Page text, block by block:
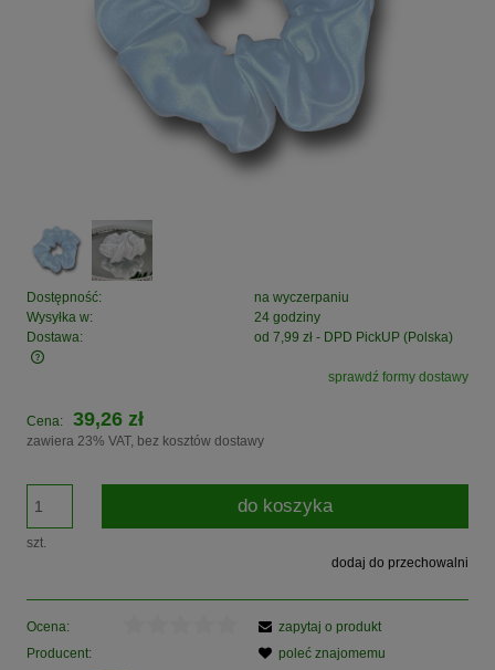
Dostępność:
na wyczerpaniu
Wysyłka w:
24 godziny
Dostawa:
od 7,99 zł - DPD PickUP (Polska)
Cena nie zawiera ewentualnych kosztów płatnościsprawdź formy dostawy
Cena: 39,26 zł
zawiera 23% VAT, bez kosztów dostawy
szt.
do koszyka
dodaj do przechowalni
Ocena:
Producent:
zapytaj o produkt
poleć znajomemu